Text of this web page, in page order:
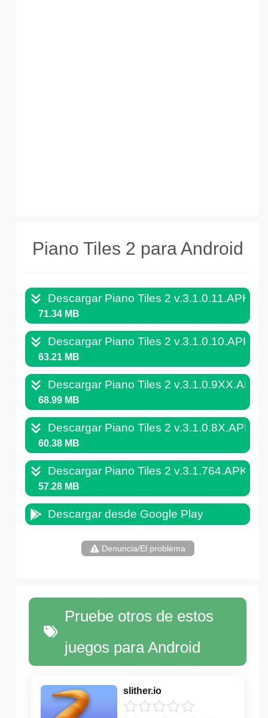
Piano Tiles 2 para Android
Descargar Piano Tiles 2 v.3.1.0.11.APK
71.34 MB
Descargar Piano Tiles 2 v.3.1.0.10.APK
63.21 MB
Descargar Piano Tiles 2 v.3.1.0.9XX.APK
68.99 MB
Descargar Piano Tiles 2 v.3.1.0.8X.APK
60.38 MB
Descargar Piano Tiles 2 v.3.1.764.APK
57.28 MB
Descargar desde Google Play
Denuncia/El problema
Pruebe otros de estos
juegos para Android
slither.io